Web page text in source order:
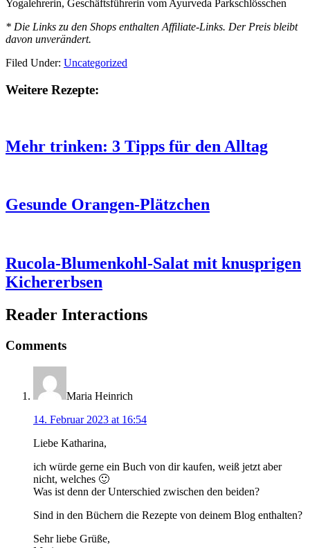
Yogalehrerin, Geschäftsführerin vom Ayurveda Parkschlösschen
* Die Links zu den Shops enthalten Affiliate-Links. Der Preis bleibt
davon unverändert.
Filed Under: Uncategorized
Weitere Rezepte:
Mehr trinken: 3 Tipps für den Alltag
Gesunde Orangen-Plätzchen
Rucola-Blumenkohl-Salat mit knusprigen
Kichererbsen
Reader Interactions
Comments
Maria Heinrich
14. Februar 2023 at 16:54
Liebe Katharina,
ich würde gerne ein Buch von dir kaufen, weiß jetzt aber
nicht, welches 🙂
Was ist denn der Unterschied zwischen den beiden?
Sind in den Büchern die Rezepte von deinem Blog enthalten?
Sehr liebe Grüße,